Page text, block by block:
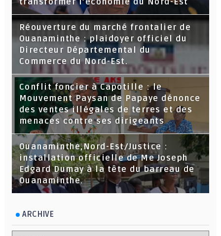
Réouverture du marché frontalier de
Ouanaminthe : plaidoyer officiel du
Directeur Départemental du
Commerce du Nord-Est.
Conflit foncier à Capotille : le
Mouvement Paysan de Papaye dénonce
des ventes illégales de terres et des
menaces contre ses dirigeants
Ouanaminthe,Nord-Est/Justice :
installation officielle de Me Joseph
Edgard Dumay à la tête du barreau de
Ouanaminthe.
ARCHIVE